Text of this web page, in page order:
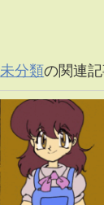
未分類の関連